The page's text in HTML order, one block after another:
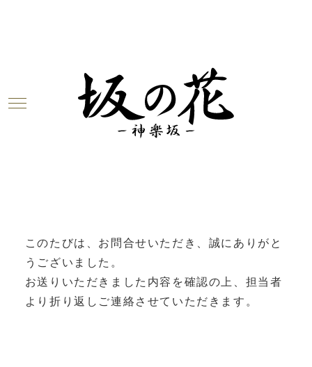
お問い合わせ
お問い合わせありがとうございました。
メールの送信が完了しました。
このたびは、お問合せいただき、誠にありがと
うございました。
お送りいただきました内容を確認の上、担当者
より折り返しご連絡させていただきます。